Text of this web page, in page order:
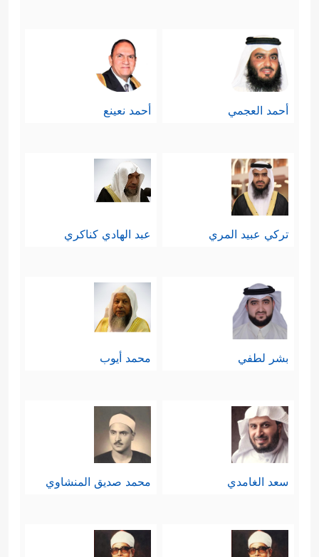
أحمد العجمي أحمد نعينع
تركي عبيد المري عبد الهادي كناكري
بشر لطفي محمد أيوب
سعد الغامدي محمد صديق المنشاوي